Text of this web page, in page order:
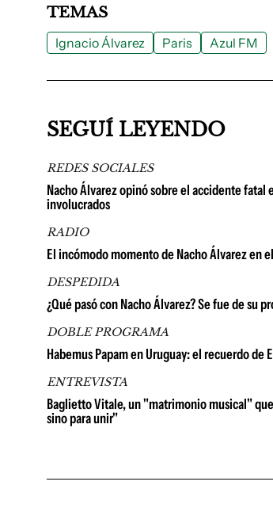
TEMAS
Ignacio Álvarez Paris Azul FM
SEGUÍ LEYENDO
REDES SOCIALES
Nacho Álvarez opinó sobre el accidente fatal
involucrados
RADIO
El incómodo momento de Nacho Álvarez en
DESPEDIDA
¿Qué pasó con Nacho Álvarez? Se fue de su
DOBLE PROGRAMA
Habemus Papam en Uruguay: el recuerdo
ENTREVISTA
Baglietto Vitale, un "matrimonio musical"
sino para unir"